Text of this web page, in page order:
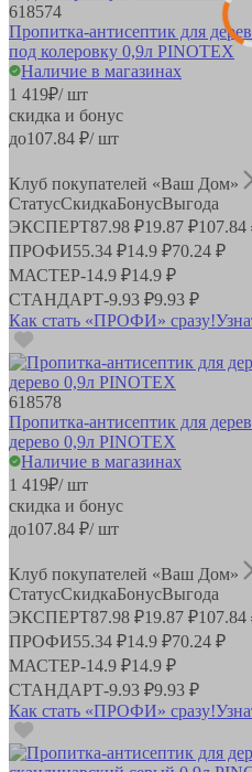
618574
Пропитка-антисептик для
под колеровку 0,9л PINOTEX
Наличие в магазинах
1 419₽/ шт
скидка и бонус
до107.84 ₽/ шт
Клуб покупателей «Ваш Дом»
СтатусСкидкаБонусВыгода
ЭКСПЕРТ87.98 ₽19.87 ₽107.84
ПРОФИ55.34 ₽14.9 ₽70.24 ₽
МАСТЕР-14.9 ₽14.9 ₽
СТАНДАРТ-9.93 ₽9.93 ₽
Как стать «ПРОФИ» сразу!
618578
Пропитка-антисептик для
дерево 0,9л PINOTEX
Наличие в магазинах
1 419₽/ шт
скидка и бонус
до107.84 ₽/ шт
Клуб покупателей «Ваш Дом»
СтатусСкидкаБонусВыгода
ЭКСПЕРТ87.98 ₽19.87 ₽107.84
ПРОФИ55.34 ₽14.9 ₽70.24 ₽
МАСТЕР-14.9 ₽14.9 ₽
СТАНДАРТ-9.93 ₽9.93 ₽
Как стать «ПРОФИ» сразу!